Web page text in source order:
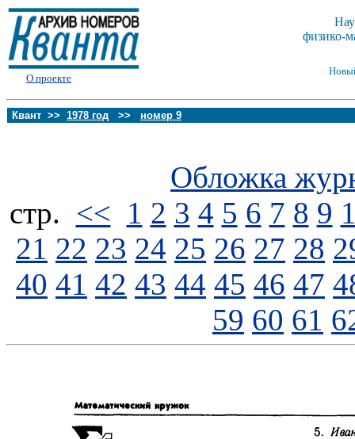
О проекте
физико-
Квант >> 1978 год >> номер 9
Обложка
стp. << 1 2 3 4 5 6 7 8 9
21 22 23 24 25 26 27 28
40 41 42 43 44 45 46 47
59 60 61